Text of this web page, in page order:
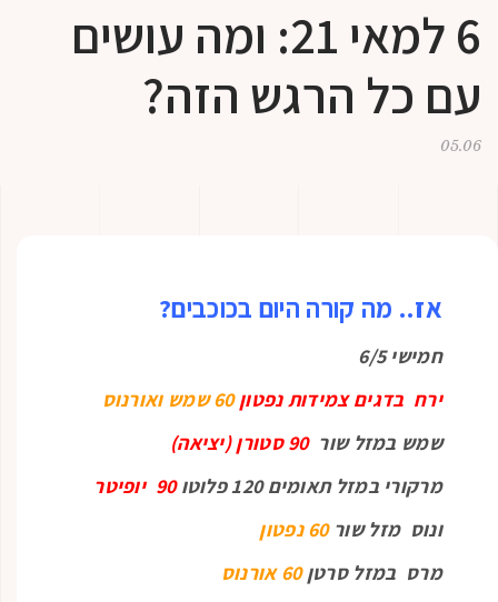
6 למאי 21: ומה עושים
עם כל הרגש הזה?
05.06
אז.. מה קורה היום בכוכבים?
חמישי 6/5
ירח בדגים צמידות נפטון 60 שמש ואורנוס
שמש במזל שור 90 סטורן (יציאה)
מרקורי במזל תאומים 120 פלוטו
90 יופיטר
ונוס מזל שור60 נפטון
מרס במזל סרטן60 אורנוס